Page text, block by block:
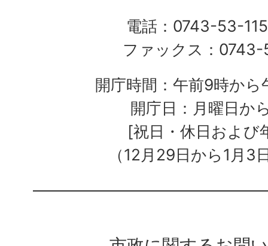
電話：0743-53-
ファックス：
開庁時間：午前9時か
開庁日：月曜日か
[祝日・休日および
（12月29日から1月3